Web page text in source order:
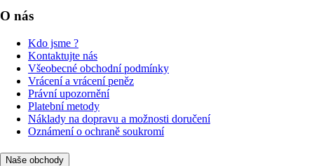
O nás
Kdo jsme ?
Kontaktujte nás
Všeobecné obchodní podmínky
Vrácení a vrácení peněz
Právní upozornění
Platební metody
Náklady na dopravu a možnosti doručení
Oznámení o ochraně soukromí
Naše obchody